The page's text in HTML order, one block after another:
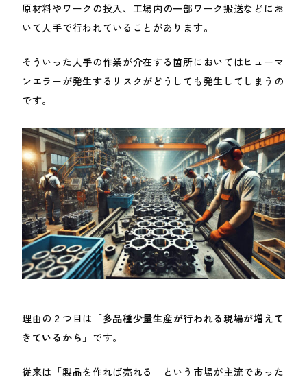
原材料やワークの投入、工場内の一部ワーク搬送などにお
いて人手で行われていることがあります。
そういった人手の作業が介在する箇所においてはヒューマ
ンエラーが発生するリスクがどうしても発生してしまうの
です。
理由の２つ目は「多品種少量生産が行われる現場が増えて
きているから 」です。
従来は「製品を作れば売れる」という市場が主流であった